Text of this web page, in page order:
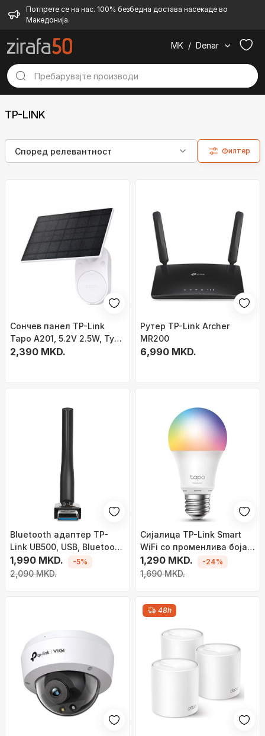
Потпрете се на нас. 100% безбедна достава насекаде во
Македонија.
MK / Denar
TP-LINK
Филтер
Сончев панел TP-Link
Tapo A201, 5.2V 2.5W, Type
C, црн
2,390 MKD.
Рутер TP-Link Archer
MR200
6,990 MKD.
Bluetooth адаптер TP-
Link UB500, USB, Bluetooth
5.3, црн
1,990 MKD.
2,090 MKD.
-5%
Сијалица TP-Link Smart
WiFi со променлива боја
Tapo
1,290 MKD.
1,690 MKD.
-24%
48h